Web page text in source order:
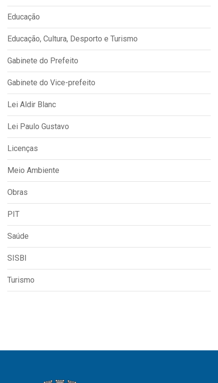
Educação
Educação, Cultura, Desporto e Turismo
Gabinete do Prefeito
Gabinete do Vice-prefeito
Lei Aldir Blanc
Lei Paulo Gustavo
Licenças
Meio Ambiente
Obras
PIT
Saúde
SISBI
Turismo